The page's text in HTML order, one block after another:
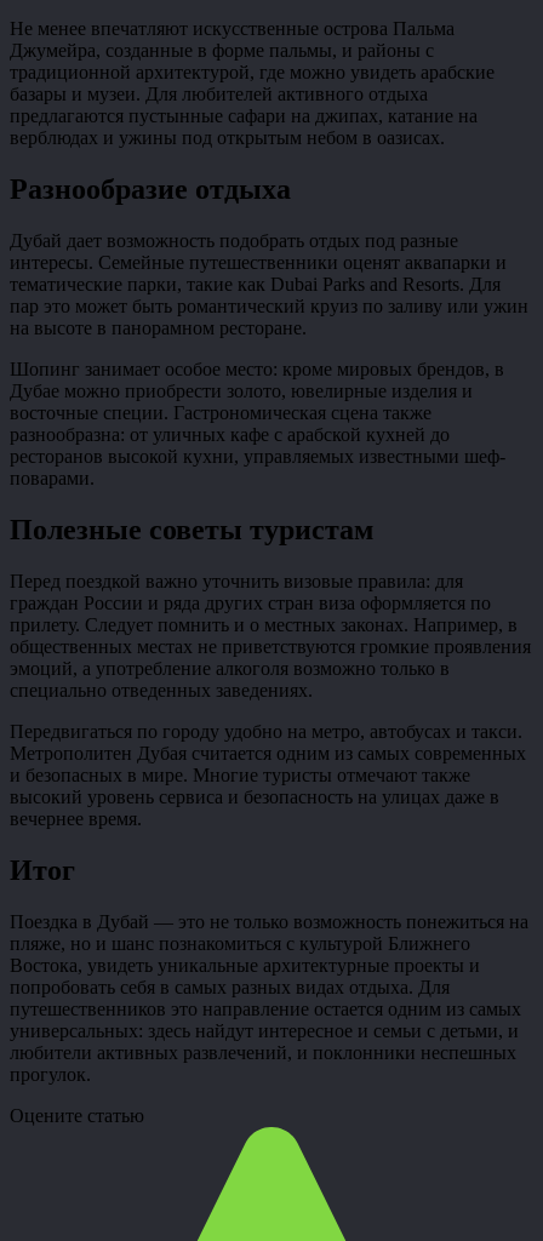
Не менее впечатляют искусственные острова Пальма
Джумейра, созданные в форме пальмы, и районы с
традиционной архитектурой, где можно увидеть арабские
базары и музеи. Для любителей активного отдыха
предлагаются пустынные сафари на джипах, катание на
верблюдах и ужины под открытым небом в оазисах.
Разнообразие отдыха
Дубай дает возможность подобрать отдых под разные
интересы. Семейные путешественники оценят аквапарки и
тематические парки, такие как Dubai Parks and Resorts. Для
пар это может быть романтический круиз по заливу или ужин
на высоте в панорамном ресторане.
Шопинг занимает особое место: кроме мировых брендов, в
Дубае можно приобрести золото, ювелирные изделия и
восточные специи. Гастрономическая сцена также
разнообразна: от уличных кафе с арабской кухней до
ресторанов высокой кухни, управляемых известными шеф-
поварами.
Полезные советы туристам
Перед поездкой важно уточнить визовые правила: для
граждан России и ряда других стран виза оформляется по
прилету. Следует помнить и о местных законах. Например, в
общественных местах не приветствуются громкие проявления
эмоций, а употребление алкоголя возможно только в
специально отведенных заведениях.
Передвигаться по городу удобно на метро, автобусах и такси.
Метрополитен Дубая считается одним из самых современных
и безопасных в мире. Многие туристы отмечают также
высокий уровень сервиса и безопасность на улицах даже в
вечернее время.
Итог
Поездка в Дубай — это не только возможность понежиться на
пляже, но и шанс познакомиться с культурой Ближнего
Востока, увидеть уникальные архитектурные проекты и
попробовать себя в самых разных видах отдыха. Для
путешественников это направление остается одним из самых
универсальных: здесь найдут интересное и семьи с детьми, и
любители активных развлечений, и поклонники неспешных
прогулок.
Оцените статью